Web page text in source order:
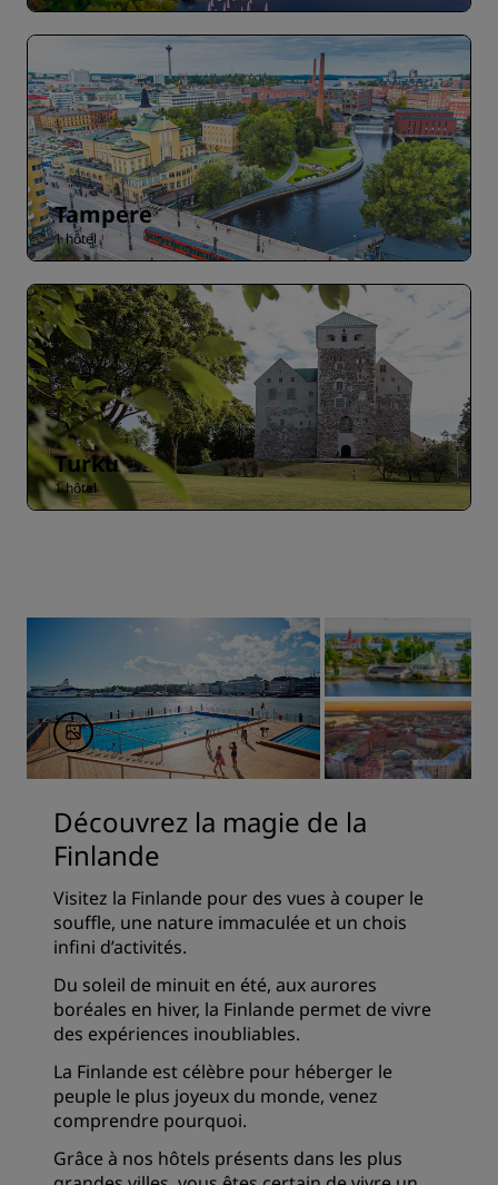
Tampere
1 hôtel
Turku
1 hôtel
Découvrez la magie de la
Finlande
Visitez la Finlande pour des vues à couper le
souffle, une nature immaculée et un chois
infini d’activités.
Du soleil de minuit en été, aux aurores
boréales en hiver, la Finlande permet de vivre
des expériences inoubliables.
La Finlande est célèbre pour héberger le
peuple le plus joyeux du monde, venez
comprendre pourquoi.
Grâce à nos hôtels présents dans les plus